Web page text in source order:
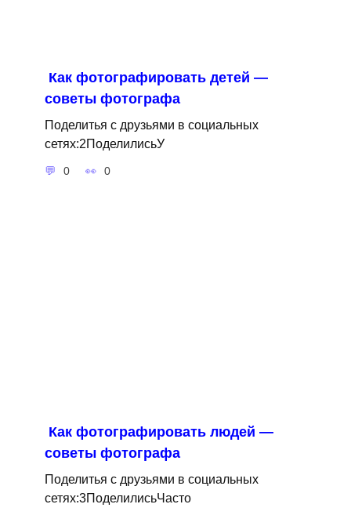
Как фотографировать детей —
советы фотографа
Поделитья с друзьями в социальных
сетях:2ПоделилисьУ
0 0
Как фотографировать людей —
советы фотографа
Поделитья с друзьями в социальных
сетях:3ПоделилисьЧасто